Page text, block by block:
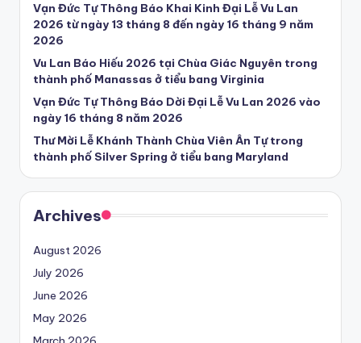
Vạn Đức Tự Thông Báo Khai Kinh Đại Lễ Vu Lan
2026 từ ngày 13 tháng 8 đến ngày 16 tháng 9 năm
2026
Vu Lan Báo Hiếu 2026 tại Chùa Giác Nguyên trong
thành phố Manassas ở tiểu bang Virginia
Vạn Đức Tự Thông Báo Dời Đại Lễ Vu Lan 2026 vào
ngày 16 tháng 8 năm 2026
Thư Mời Lễ Khánh Thành Chùa Viên Ân Tự trong
thành phố Silver Spring ở tiểu bang Maryland
Archives
August 2026
July 2026
June 2026
May 2026